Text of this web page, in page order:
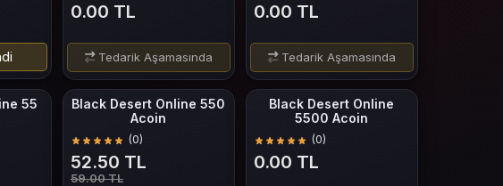
0.00 TL
Tedarik Aşamasında
0.00 TL
Tedarik Aşamasında
55
Black Desert Online 550
Acoin
(0)
52.50 TL
59.00 TL
Black Desert Online
5500 Acoin
(0)
0.00 TL